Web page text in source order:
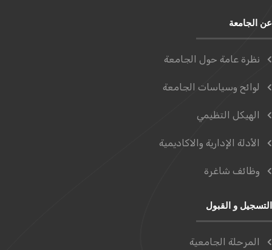
عن الجامعة
نظرة عامة حول الجامعة
لوائح وسياسات الجامعة
الهيكل التظيمي
الأدلة الإدارية والاكاديمية
وظائف شاغرة
التسجيل و القبول
المرحلة الجامعية